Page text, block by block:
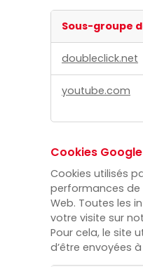
Cookies
pour
une
ciblée
Sous-groupe
doubleclick.net
youtube.com
Cookies
Cookies utilisés
performances de
Web. Toutes les
votre visite sur
Pour cela, le site
d’être envoyées